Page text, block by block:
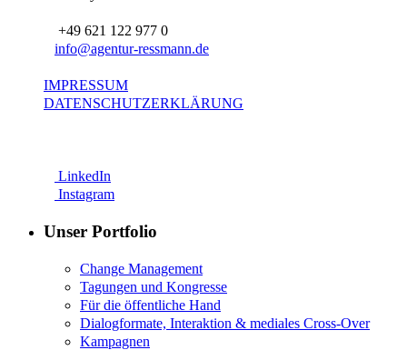
+49 621 122 977 0
info@agentur-ressmann.de
IMPRESSUM
DATENSCHUTZERKLÄRUNG
LinkedIn
Instagram
Unser Portfolio
Change Management
Tagungen und Kongresse
Für die öffentliche Hand
Dialogformate, Interaktion & mediales Cross-Over
Kampagnen